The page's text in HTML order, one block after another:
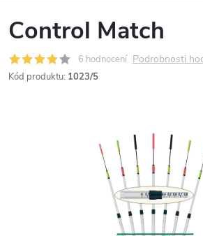
Control Match
6 hodnocení Podrobnosti
Kód produktu: 1023/5